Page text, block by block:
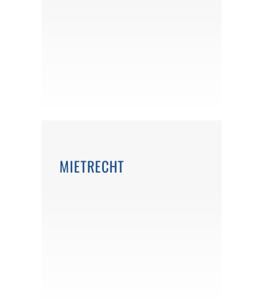
MIETRECHT